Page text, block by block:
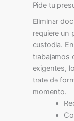
Pide tu
Eliminar
requiere un
custodia.
trabajamos
exigentes,
trate de
momento.